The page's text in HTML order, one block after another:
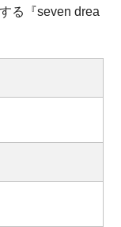
る『seven drea